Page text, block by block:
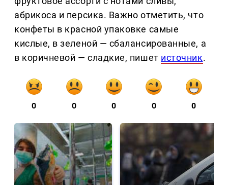
абрикоса и персика. Важно отметить, что
конфеты в красной упаковке самые
кислые, в зеленой — сбалансированные, а
в коричневой — сладкие, пишет источник.
0 0 0 0 0